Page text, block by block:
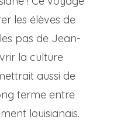
les élèves de
pas de Jean-
la culture
aussi de
terme entre
louisianais.